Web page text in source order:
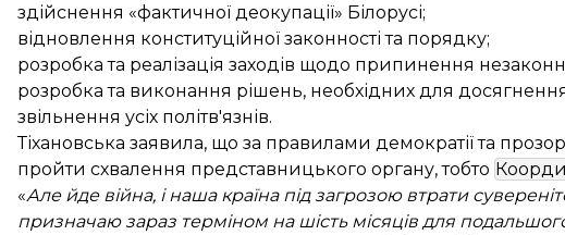
здійснення «фактичної деокупації» Білорусі;
відновлення конституційної законності та порядку;
розробка та реалізація заходів щодо припинення
розробка та виконання рішень, необхідних для
звільнення усіх політв'язнів.
Тіхановська заявила, що за правилами демократії та
пройти схвалення представницького органу, тобто
«Але йде війна, і наша країна під загрозою втрати
призначаю зараз терміном на шість місяців для